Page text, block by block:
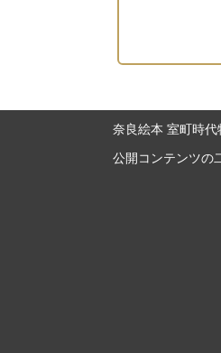
奈良絵本 室町時代
公開コンテンツの